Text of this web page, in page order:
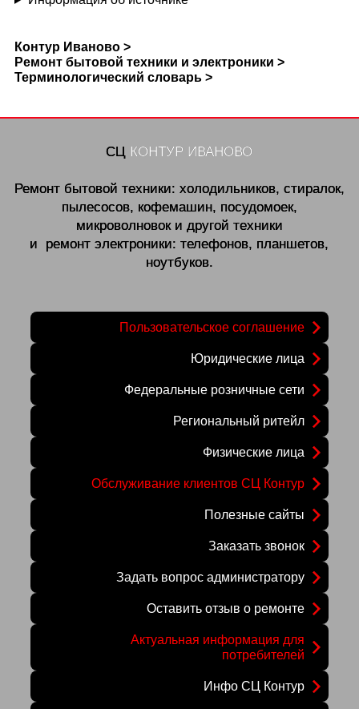
Контур Иваново >
Ремонт бытовой техники и электроники >
Терминологический словарь >
СЦ КОНТУР ИВАНОВО
Ремонт бытовой техники: холодильников, стиралок,
пылесосов, кофемашин, посудомоек,
микроволновок и другой техники
и ремонт электроники: телефонов, планшетов,
ноутбуков.
Пользовательское соглашение
Юридические лица
Федеральные розничные сети
Региональный ритейл
Физические лица
Обслуживание клиентов СЦ Контур
Полезные сайты
Заказать звонок
Задать вопрос администратору
Оставить отзыв о ремонте
Актуальная информация для
потребителей
Инфо СЦ Контур